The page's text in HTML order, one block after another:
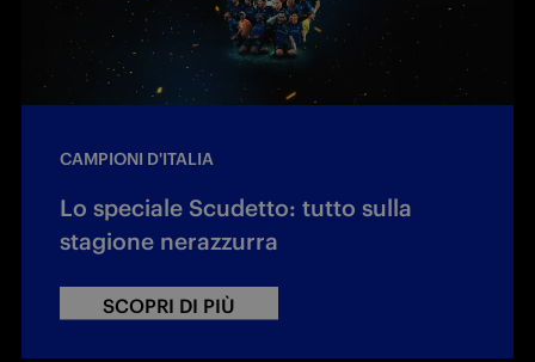
CAMPIONI D'ITALIA
Lo speciale Scudetto: tutto sulla
stagione nerazzurra
SCOPRI DI PIÙ